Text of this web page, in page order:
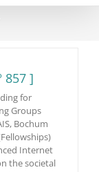
857 ]
for
Groups
Bochum
Internet
the societal